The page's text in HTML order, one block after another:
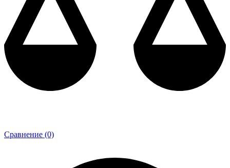
Сравнение (0)